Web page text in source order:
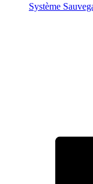
Système